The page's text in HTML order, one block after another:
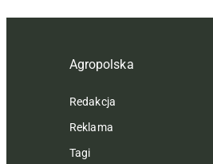
Agropolska
Redakcja
Reklama
Tagi